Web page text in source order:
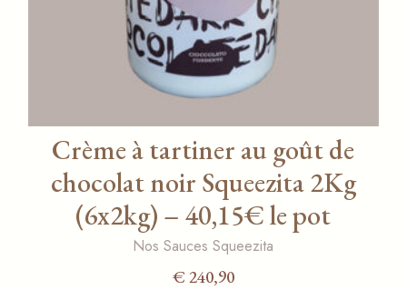
Crème à tartiner au goût de
chocolat noir Squeezita 2Kg
(6x2kg) – 40,15€ le pot
Nos Sauces Squeezita
€ 240,90